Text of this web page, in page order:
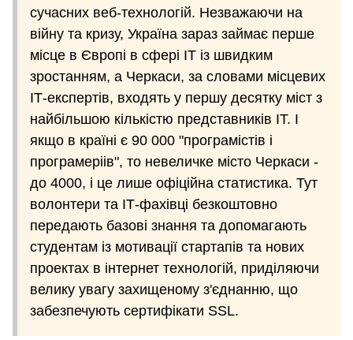
сучасних веб-технологій. Незважаючи на
війну та кризу, Україна зараз займає перше
місце в Європі в сфері ІТ із швидким
зростанням, а Черкаси, за словами місцевих
ІТ-експертів, входять у першу десятку міст з
найбільшою кількістю представників ІТ. І
якщо в країні є 90 000 "програмістів і
програмеріів", то невеличке місто Черкаси -
до 4000, і це лише офіційна статистика. Тут
волонтери та ІТ-фахівці безкоштовно
передають базові знання та допомагають
студентам із мотивації стартапів та нових
проектах в інтернет технологій, приділяючи
велику увагу захищеному з'єднанню, що
забезпечують сертифікати SSL.